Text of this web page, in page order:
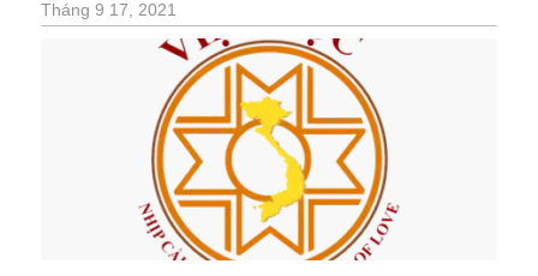
Tháng 9 17, 2021